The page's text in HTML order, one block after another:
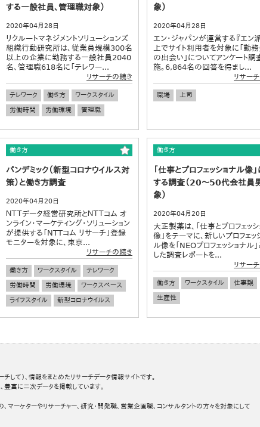
する一般社員、管理職対象）
2020年04月28日
リクルートマネジメントソリューションズ
組織行動研究所は、従業員規模300名
以上の企業に勤務する一般社員2040
名、管理職618名に「テレワー...
リサーチの続き
テレワーク 働き方
ワークスタイル
労働時間
労働環境 管理職
象）
2020年04月28日
エン・ジャパンが運営する『エン
上でサイト利用者を対象に「勤
の出会い」についてアンケート調
施。6,864名の回答を得まし...
リサー
職場 上司
働き方
パンデミック（新型コロナウイルス対
策）と働き方調査
2020年04月20日
ＮＴＴデータ経営研究所とＮＴＴコム オ
ンライン・マーケティング・ソリューション
が提供する「NTTコム リサーチ」登録
モニターを対象に、東京...
リサーチの続き
働き方 ワークスタイル
テレワーク
労働時間
労働環境
ワークスペース
ライフスタイル
新型コロナウイルス
働き方
「仕事とプロフェッショナル像
する調査（20～50代会社員
象）
2020年04月20日
大正製薬は、「仕事とプロフェッ
像」をテーマに、新しいプロフェッ
ル像を「NEOプロフェッショナル
した調査レポートを...
リサー
働き方 ワークスタイル
仕事観
生産性
して）、情報をまとめたリサーチデータ情報サイトです。
富に二次データを掲載しています。
マーケターやリサーチャー、研究・開発職、営業企画職、コンサルタントの方々を対象にして